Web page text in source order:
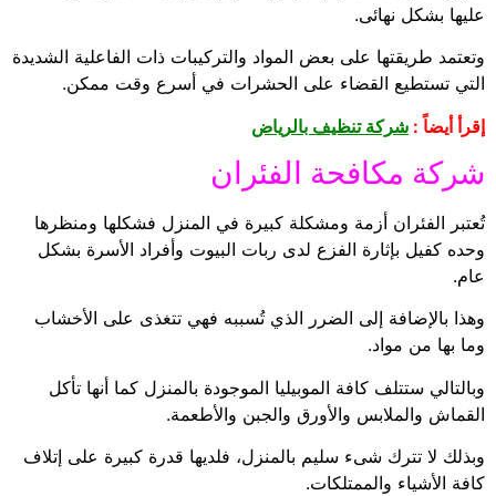
عليها بشكل نهائى.
وتعتمد طريقتها على بعض المواد والتركيبات ذات الفاعلية الشديدة
التي تستطيع القضاء على الحشرات في أسرع وقت ممكن.
إقرأ أيضاً : شركة تنظيف بالرياض
شركة مكافحة الفئران
تُعتبر الفئران أزمة ومشكلة كبيرة في المنزل فشكلها ومنظرها
وحده كفيل بإثارة الفزع لدى ربات البيوت وأفراد الأسرة بشكل
عام.
وهذا بالإضافة إلى الضرر الذي تُسببه فهي تتغذى على الأخشاب
وما بها من مواد.
وبالتالي ستتلف كافة الموبيليا الموجودة بالمنزل كما أنها تأكل
القماش والملابس والأورق والجبن والأطعمة.
وبذلك لا تترك شىء سليم بالمنزل، فلديها قدرة كبيرة على إتلاف
كافة الأشياء والممتلكات.